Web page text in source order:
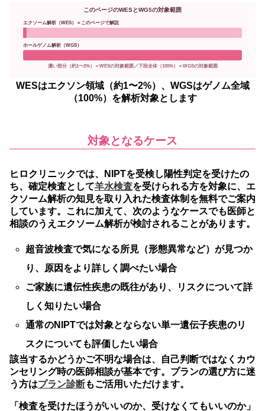
このページのWESとWGSの対象範囲
エクソーム解析（WES）＝このページで解説
ホールゲノム解析（WGS）
濃い部分（約1〜2%）＝WESの対象範囲／下段全体（100%）＝WGSの対象範囲
WESはエクソン領域（約1〜2%）、WGSはゲノム全域
（100%）を解析対象とします
対象となるケース
ヒロクリニックでは、NIPTを受検し陽性判定を受けたの
ち、確定検査として羊水検査を受けられる方を対象に、エ
クソーム解析の知見を取り入れた検査体制を無料でご案内
しています。 これに加えて、次のようなケースでも医師と
相談のうえエクソーム解析が検討されることがあります。
超音波検査で気になる所見（形態異常など）が見つか
り、原因をより詳しく調べたい場合
ご家族に遺伝性疾患の既往があり、リスクについて詳
しく知りたい場合
通常のNIPTでは対象とならない単一遺伝子疾患のリ
スクについても評価したい場合
該当するかどうかご不明な場合は、自己判断ではなくカウ
ンセリング時の医師相談が基本です。プランの選び方に迷
う方はプラン診断もご活用いただけます。
「検査を受けたほうがいいのか、受けなくてもいいのか」